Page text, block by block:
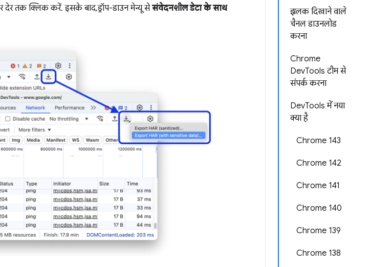
झलक दिखाने वाले
चैनल डाउनलोड
करना
Chrome
DevTools टीम से
संपर्क करना
DevTools में नया
क्या है
Chrome 143
Chrome 142
Chrome 141
Chrome 140
Chrome 139
Chrome 138
देर तक क्लिक करें. इसके बाद, ड्रॉप-डाउन मेन्यू सेसंवेदनशील डेटा के साथ